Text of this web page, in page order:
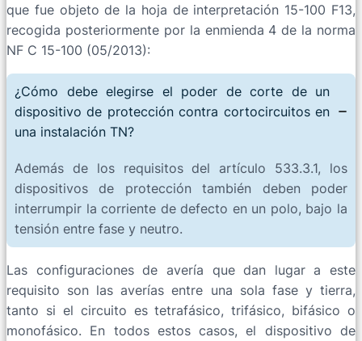
que fue objeto de la hoja de interpretación 15-100 F13,
recogida posteriormente por la enmienda 4 de la norma
NF C 15-100 (05/2013):
¿Cómo debe elegirse el poder de corte de un
dispositivo de protección contra cortocircuitos en
una instalación TN?
Además de los requisitos del artículo 533.3.1, los
dispositivos de protección también deben poder
interrumpir la corriente de defecto en un polo, bajo la
tensión entre fase y neutro.
Las configuraciones de avería que dan lugar a este
requisito son las averías entre una sola fase y tierra,
tanto si el circuito es tetrafásico, trifásico, bifásico o
monofásico. En todos estos casos, el dispositivo de